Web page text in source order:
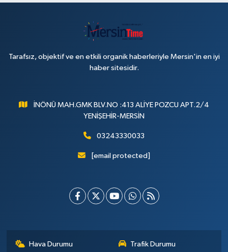
Tarafsız, objektif ve en etkili organik haberleriyle Mersin'in en iyi
haber sitesidir.
İNÖNÜ MAH.GMK BLV.NO :413 ALİYE POZCU APT.2/4
YENİŞEHİR-MERSİN
03243330033
[email protected]
Hava Durumu Trafik Durumu